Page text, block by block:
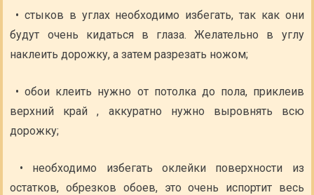
• стыков в углах необходимо избегать, так как они
будут очень кидаться в глаза. Желательно в углу
наклеить дорожку, а затем разрезать ножом;
• обои клеить нужно от потолка до пола, приклеив
верхний край , аккуратно нужно выровнять всю
дорожку;
• необходимо избегать оклейки поверхности из
остатков, обрезков обоев, это очень испортит весь